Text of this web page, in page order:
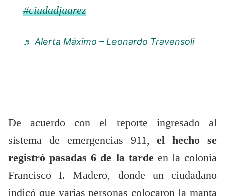
#ciudadjuarez
♬ Alerta Máximo – Leonardo Travensoli
De acuerdo con el reporte ingresado al
sistema de emergencias 911,el hecho se
registró pasadas 6 de la tardeen la colonia
Francisco I. Madero, donde un ciudadano
indicó que varias personas colocaron la manta